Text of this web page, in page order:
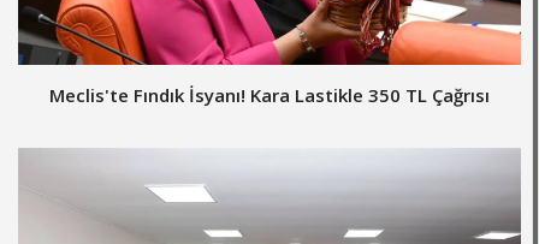
Meclis'te Fındık İsyanı! Kara Lastikle 350 TL Çağrısı